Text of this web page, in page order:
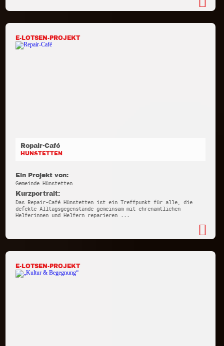
E-LOTSEN-PROJEKT
Repair-Café
HÜNSTETTEN
Ein Projekt von:
Gemeinde Hünstetten
Kurzportrait:
Das Repair-Café Hünstetten ist ein Treffpunkt für alle, die
defekte Alltagsgegenstände gemeinsam mit ehrenamtlichen
Helferinnen und Helfern reparieren ...
E-LOTSEN-PROJEKT